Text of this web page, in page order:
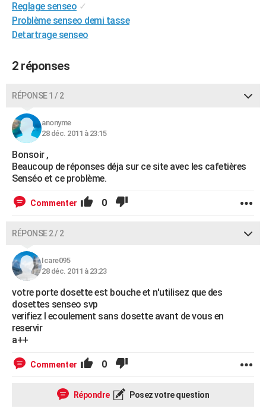
Destinations
City break
Voyage nature
Voyage de noces
Forum
Climat
+PHOTO
GUIDES D'ACHAT
BONS PLANS
Dictionnaire
Biographies
Citations
Expressions
Proverbes
PROGRAMME TV
COPAINS D'AVANT
S'inscrire
Se connecter
Lycées
Collèges
Primaires
Universités
Entreprises
Service militaire
Avis de recherche
AVIS DE DÉCÈS
FORUM
Bricolage
Lifestyle
Culture
Sport
Auto
Television
Voyage
Cinema
Reglage senseo ✓
Problème senseo demi tasse
Detartrage senseo
2 réponses
RÉPONSE 1 / 2
anonyme
28 déc. 2011 à 23:15
Bonsoir ,
Beaucoup de réponses déja sur ce site avec les cafetières
Senséo et ce problème.
Commenter 0
RÉPONSE 2 / 2
Icare095
28 déc. 2011 à 23:23
votre porte dosette est bouche et n'utilisez que des
dosettes senseo svp
verifiez l ecoulement sans dosette avant de vous en
reservir
a++
Commenter 0
Répondre Posez votre question